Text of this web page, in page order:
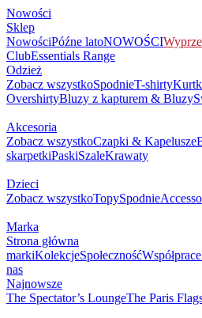
Nowości
Sklep
NowościPóźne latoNOWOŚCI
ClubEssentials Range
Odzież
Zobacz wszystkoSpodnieT-shirty
OvershirtyBluzy z kapturem & Bluzy